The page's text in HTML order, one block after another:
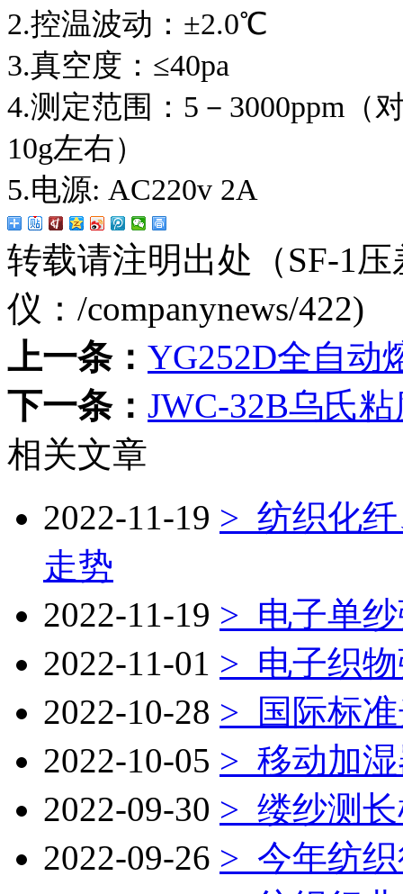
2.控温波动：±2.0℃
3.真空度：≤40pa
4.测定范围：5－3000ppm（
10g左右）
5.电源: AC220v 2A
转载请注明出处（SF-1
仪： /companynews/422)
上一条： YG252D全自动
下一条： JWC-32B乌氏
相关文章
2022-11-19 > 纺织化
走势
2022-11-19 > 电子单
2022-11-01 > 电子织
2022-10-28 > 国际标
2022-10-05 > 移动加
2022-09-30 > 缕纱测
2022-09-26 > 今年纺